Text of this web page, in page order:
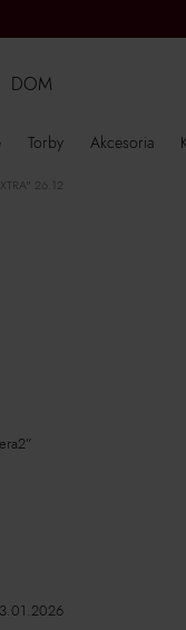
Torby Akcesoria
DOM
26.12